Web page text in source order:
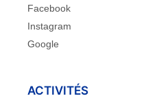
Facebook
Instagram
Google
ACTIVITÉS